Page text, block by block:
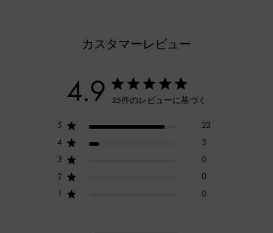
カスタマーレビュー
4.9 25件のレビューに基づく
5
22
4
3
3
0
2
0
1
0